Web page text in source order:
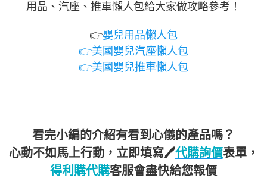
用品、汽座、推車懶人包給大家做攻略參考！
👉嬰兒用品懶人包
👉美國嬰兒汽座懶人包
👉美國嬰兒推車懶人包
看完小編的介紹有看到心儀的產品嗎？
心動不如馬上行動，立即填寫🖊️代購詢價表單，
得利購代購客服會盡快給您報價